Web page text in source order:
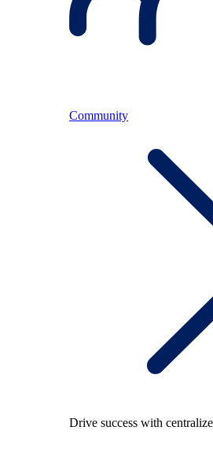
Community
Drive success with